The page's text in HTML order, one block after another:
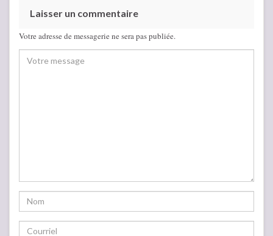
Laisser un commentaire
Votre adresse de messagerie ne sera pas publiée.